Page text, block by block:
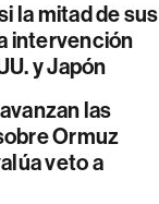
la mitad de sus
intervención
y Japón
las
Ormuz
veto a